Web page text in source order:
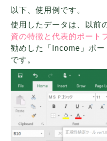
以下、使用例です。
使用したデータは、以前
資の特徴と代表的ポート
勧めした「Income」ポ
です。